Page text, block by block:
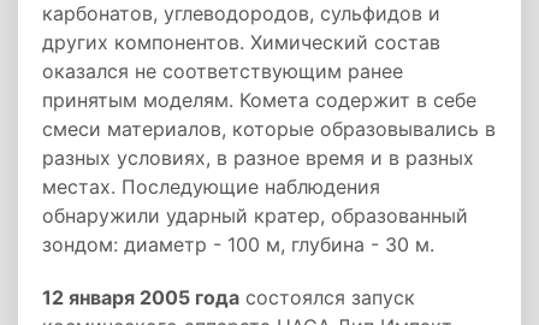
карбонатов, углеводородов, сульфидов и
других компонентов. Химический состав
оказался не соответствующим ранее
принятым моделям. Комета содержит в себе
смеси материалов, которые образовывались в
разных условиях, в разное время и в разных
местах. Последующие наблюдения
обнаружили ударный кратер, образованный
зондом: диаметр - 100 м, глубина - 30 м.
12 января 2005 года состоялся запуск